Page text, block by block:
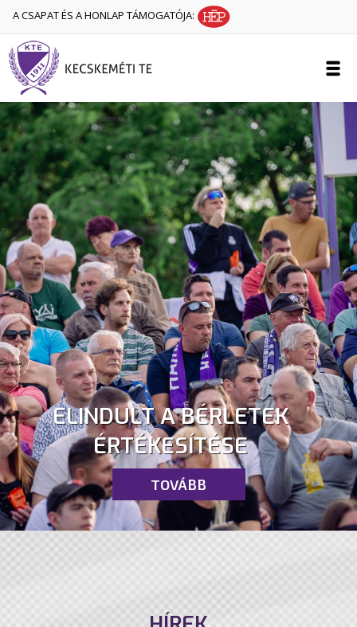
A CSAPAT ÉS A HONLAP TÁMOGATÓJA:
ELINDULT A BÉRLETEK
ÉRTÉKESÍTÉSE
TOVÁBB